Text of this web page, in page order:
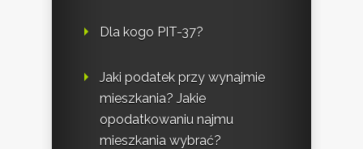
Dla kogo PIT-37?
Jaki podatek przy wynajmie
mieszkania? Jakie
opodatkowaniu najmu
mieszkania wybrać?